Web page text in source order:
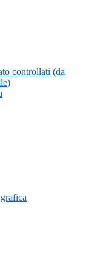
controllati (da